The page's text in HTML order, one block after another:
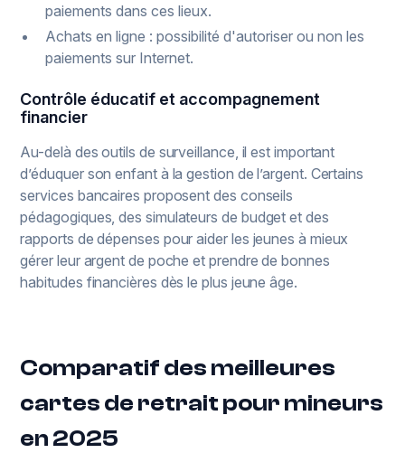
paiements dans ces lieux.
Achats en ligne : possibilité d'autoriser ou non les
paiements sur Internet.
Contrôle éducatif et accompagnement
financier
Au-delà des outils de surveillance, il est important
d’éduquer son enfant à la gestion de l’argent. Certains
services bancaires proposent des conseils
pédagogiques, des simulateurs de budget et des
rapports de dépenses pour aider les jeunes à mieux
gérer leur argent de poche et prendre de bonnes
habitudes financières dès le plus jeune âge.
Comparatif des meilleures
cartes de retrait pour mineurs
en 2025